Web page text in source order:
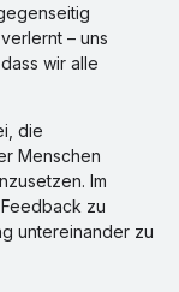
– uns
wir alle
die
Menschen
Im
zu
untereinander zu